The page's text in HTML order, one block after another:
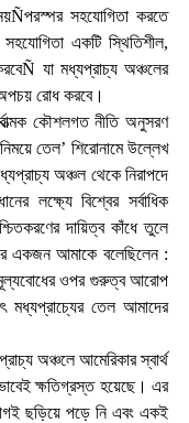
সহযোগিতা করতে
একটি স্থিতিশীল,
যা মধ্যপ্রাচ্য অঞ্চলের
রোধ করবে।
কৌশলগত নীতি অনুসরণ
তেল’ শিরোনামে উল্লেখ
অঞ্চল থেকে নিরাপদে
লক্ষ্যে বিশ্বের সর্বাধিক
দায়িত্ব কাঁধে তুলে
একজন আমাকে বলেছিলেন :
মূল্যবোধের ওপর গুরুত্ব আরোপ
তেল আমাদের
অঞ্চলে আমেরিকার স্বার্থ
ক্ষতিগ্রস্ত হয়েছে। এর
ছড়িয়ে পড়ে নি এবং একই